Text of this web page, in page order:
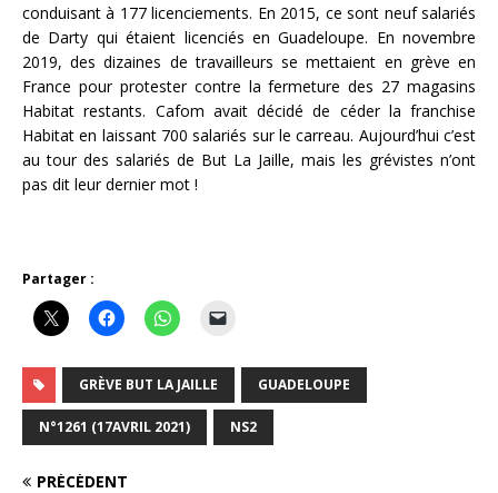
conduisant à 177 licenciements. En 2015, ce sont neuf salariés
de Darty qui étaient licenciés en Guadeloupe. En novembre
2019, des dizaines de travailleurs se mettaient en grève en
France pour protester contre la fermeture des 27 magasins
Habitat restants. Cafom avait décidé de céder la franchise
Habitat en laissant 700 salariés sur le carreau. Aujourd’hui c’est
au tour des salariés de But La Jaille, mais les grévistes n’ont
pas dit leur dernier mot !
Partager :
GRÈVE BUT LA JAILLE GUADELOUPE
N°1261 (17AVRIL 2021) NS2
PRÉCÉDENT